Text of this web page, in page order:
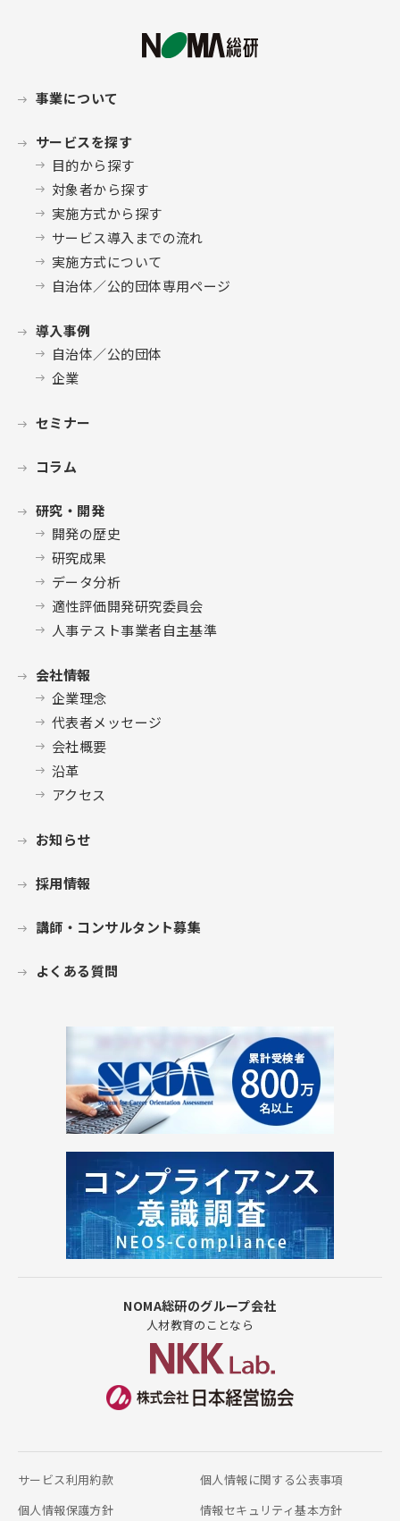
事業について
サービスを探す
目的から探す
対象者から探す
実施方式から探す
サービス導入までの流れ
実施方式について
自治体／公的団体専用ページ
導入事例
自治体／公的団体
企業
セミナー
コラム
研究・開発
開発の歴史
研究成果
データ分析
適性評価開発研究委員会
人事テスト事業者自主基準
会社情報
企業理念
代表者メッセージ
会社概要
沿革
アクセス
お知らせ
採用情報
講師・コンサルタント募集
よくある質問
NOMA総研のグループ会社
人材教育のことなら
サービス利用約款
個人情報に関する公表事項
個人情報保護方針
情報セキュリティ基本方針